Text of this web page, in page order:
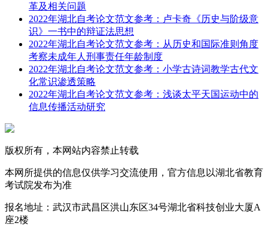
革及相关问题
2022年湖北自考论文范文参考：卢卡奇《历史与阶级意
识》一书中的辩证法思想
2022年湖北自考论文范文参考：从历史和国际准则角度
考察未成年人刑事责任年龄制度
2022年湖北自考论文范文参考：小学古诗词教学古代文
化常识渗透策略
2022年湖北自考论文范文参考：浅谈太平天国运动中的
信息传播活动研究
版权所有，本网站内容禁止转载
本网所提供的信息仅供学习交流使用，官方信息以湖北省教育
考试院发布为准
报名地址：武汉市武昌区洪山东区34号湖北省科技创业大厦A
座2楼